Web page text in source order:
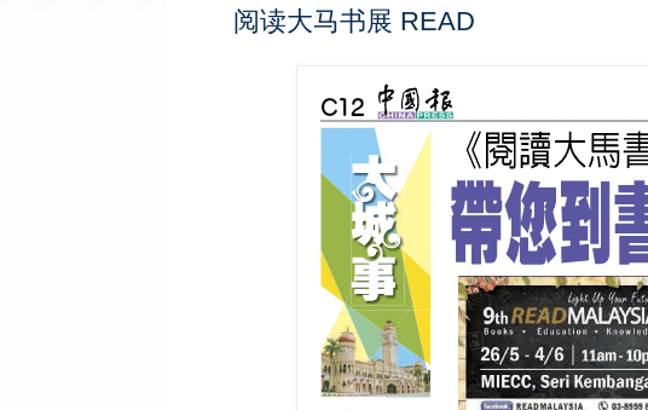
阅读大马书展 READ